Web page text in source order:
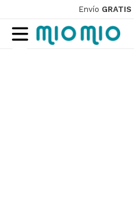
Envío GRATIS
Ir
a
Ir
al